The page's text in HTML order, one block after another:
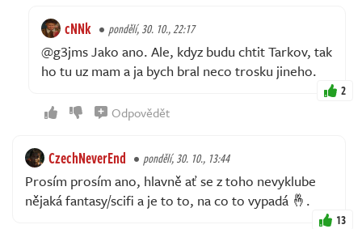
cNNk pondělí, 30. 10., 22:17
@g3jms Jako ano. Ale, kdyz budu chtit Tarkov, tak
ho tu uz mam a ja bych bral neco trosku jineho.
2
Odpovědět
CzechNeverEnd pondělí, 30. 10., 13:44
Prosím prosím ano, hlavně ať se z toho nevyklube
nějaká fantasy/scifi a je to to, na co to vypadá 🤞.
13